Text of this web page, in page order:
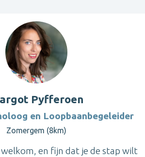
Pyfferoen
en Loopbaanbegeleider
Zomergem (8km)
en fijn dat je de stap wilt